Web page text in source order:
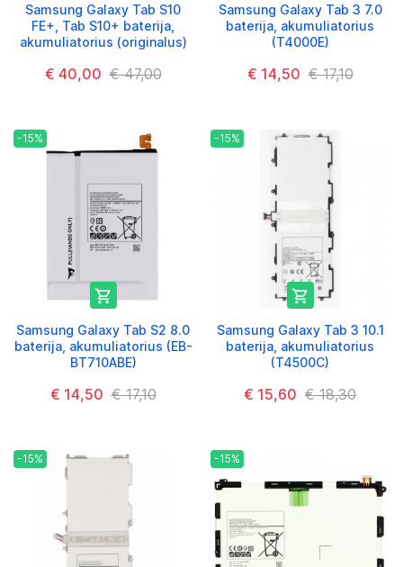
Samsung Galaxy Tab S10
FE+, Tab S10+ baterija,
akumuliatorius (originalus)
€ 40,00 € 47,00
Samsung Galaxy Tab 3 7.0
baterija, akumuliatorius
(T4000E)
€ 14,50 € 17,10
-15%

Samsung Galaxy Tab S2 8.0
baterija, akumuliatorius (EB-
BT710ABE)
€ 14,50 € 17,10
-15%

Samsung Galaxy Tab 3 10.1
baterija, akumuliatorius
(T4500C)
€ 15,60 € 18,30
-15% -15%